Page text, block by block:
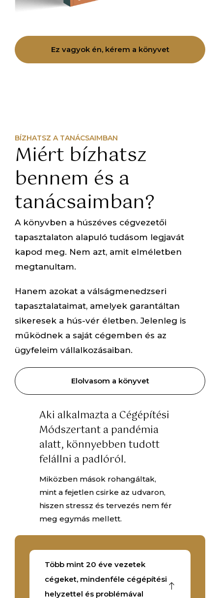
Ez vagyok én, kérem a könyvet
Több mint 20 éve vezetek
cégeket, mindenféle cégépítési
helyzettel és problémával
BÍZHATSZ A TANÁCSAIMBAN
Miért bízhatsz
bennem és a
tanácsaimban?
A könyvben a húszéves cégvezetői
tapasztalaton alapuló tudásom legjavát
kapod meg. Nem azt, amit elméletben
megtanultam.
Hanem azokat a válságmenedzseri
tapasztalataimat, amelyek garantáltan
sikeresek a hús-vér életben. Jelenleg is
működnek a saját cégemben és az
ügyfeleim vállalkozásaiban.
Elolvasom a könyvet
Aki alkalmazta a Cégépítési
Módszertant a pandémia
alatt, könnyebben tudott
felállni a padlóról.
Miközben mások rohangáltak,
mint a fejetlen csirke az udvaron,
hiszen stressz és tervezés nem fér
meg egymás mellett.